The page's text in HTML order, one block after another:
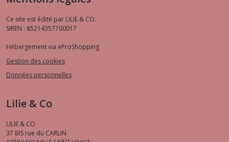
Ce site est édité par LILIE & CO.
SIREN : 85214357700017
Hébergement via eProShopping
Gestion des cookies
Données personnelles
Lilie & Co
LILIE & CO
37 BIS rue du CARLIN